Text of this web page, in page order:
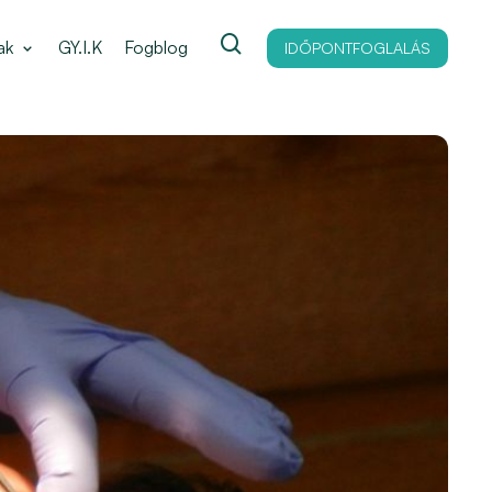
GY.I.K Fogblog IDŐPONTFOGLALÁS